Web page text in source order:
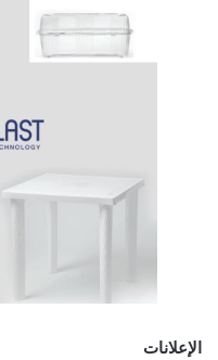
الإعلانات